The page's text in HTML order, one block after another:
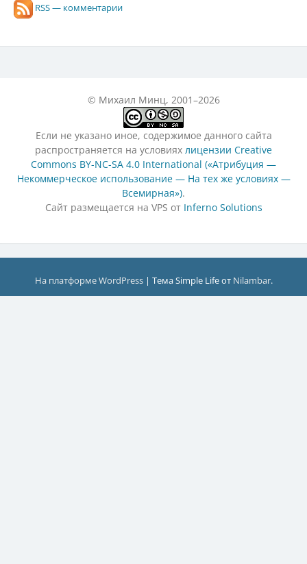
RSS — комментарии
© Михаил Минц, 2001–2026
Если не указано иное, содержимое данного сайта
распространяется на условиях лицензии Creative
Commons BY-NC-SA 4.0 International («Атрибуция —
Некоммерческое использование — На тех же условиях —
Всемирная»).
Сайт размещается на VPS от Inferno Solutions
На платформе WordPress | Тема Simple Life от Nilambar.